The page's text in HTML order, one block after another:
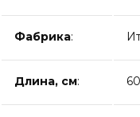
Фабрика:
Длина, см: 60